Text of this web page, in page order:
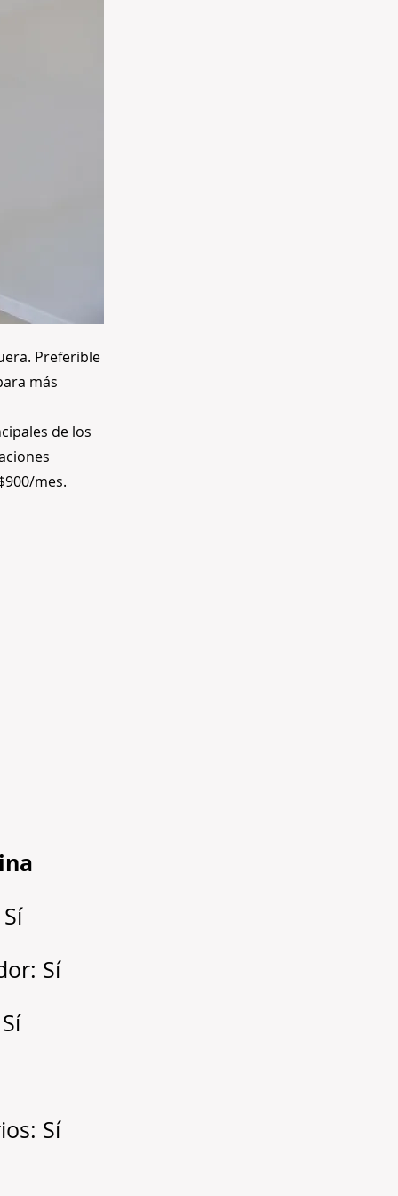
Preferible
más
de los
mes.
Sí
Sí